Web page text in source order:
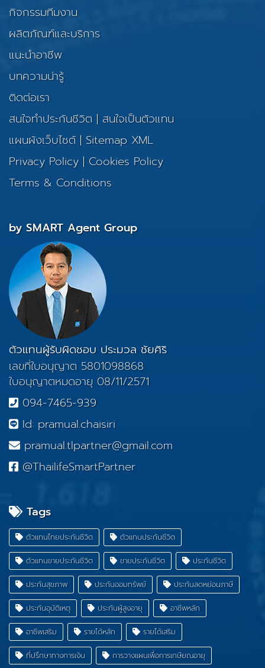
กิจกรรมทีมงาน
ผลิตภัณฑ์และบริการ
แนะนำอาชีพ
บทความน่ารู้
ติดต่อเรา
สนใจทำประกันชีวิต | สนใจเป็นตัวแทน
แผนผังเว็บไซต์| Sitemap XML
Privacy Policy | Cookies Policy
Terms & Conditions
by SMART Agent Group
ตัวแทนผู้รับผิดชอบ ประมวล ชัยศิริ
เลขที่ใบอนุญาต 5801098868
ใบอนุญาตหมดอายุ 08/11/2571
094-7465-939
Id: pramual.chaisiri
pramual.tlpartner@gmail.com
@ThailifeSmartPartner
Tags
ตัวแทนไทยประกันชีวิต ตัวแทนประกันชีวิต
ตัวแทนขายประกันชีวิต ขายประกันชีวิต ประกันชีวิต
ประกันสุขภาพ ประกันออมทรัพย์ ประกันลดหย่อนภาษี
ประกันอุบัติเหตุ ประกันผู้สูงอายุ อาชีพหลัก
อาชีพเสริม รายได้หลัก รายได้เสริม
ที่ปรึกษาทางการเงิน การวางแผนเพื่อการเกษียณอายุ